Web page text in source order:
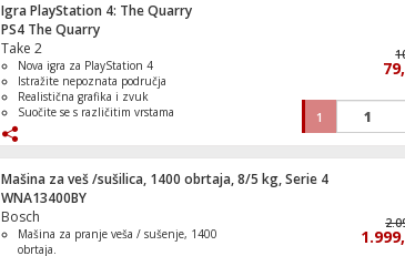
Igra PlayStation 4: The Quarry
PS4 The Quarry
Take 2
Nova igra za PlayStation 4
Istražite nepoznata područja
Realistična grafika i zvuk
Suočite se s različitim vrstama
Primjerena dobna granica: 18+
1
Mašina za veš /sušilica, 1400 obrtaja, 8/5 kg, Serie 4
WNA13400BY
Bosch
Mašina za pranje veša / sušenje, 1400
obrtaja.